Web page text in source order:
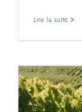
Lire la suite